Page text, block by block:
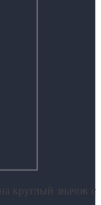
круглый значок с